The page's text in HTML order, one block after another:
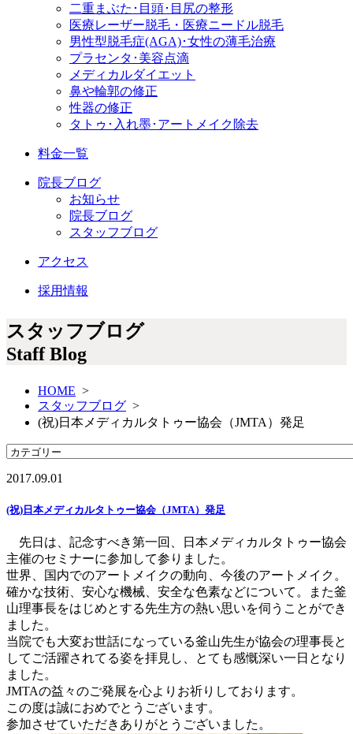
二重まぶた･目頭･目尻の整形
医療レーザー脱毛・医療ニードル脱毛
男性型脱毛症(AGA)･女性の薄毛治療
プラセンタ･美容点滴
メディカルダイエット
鼻や輪郭の修正
性器の修正
タトゥ･入れ墨･アートメイク除去
料金一覧
院長ブログ
お知らせ
院長ブログ
スタッフブログ
アクセス
採用情報
スタッフブログ
Staff Blog
HOME >
スタッフブログ >
(祝)日本メディカルタトゥー協会（JMTA）発足
2017.09.01
(祝)日本メディカルタトゥー協会（JMTA）発足
先日は、記念すべき第一回、日本メディカルタトゥー協会
主催のセミナーに参加して参りました。
世界、国内でのアートメイクの動向、今後のアートメイク。
確かな技術、安心な機械、安全な色素などについて。また釜
山理事長をはじめとする先生方の熱い思いを伺うことができ
ました。
当院でも大変お世話になっている釜山先生が協会の理事長と
してご活躍されてる姿を拝見し、とても感慨深い一日となり
ました。
JMTAの益々のご発展を心よりお祈りしております。
この度は誠におめでとうございます。
参加させていただきありがとうございました。